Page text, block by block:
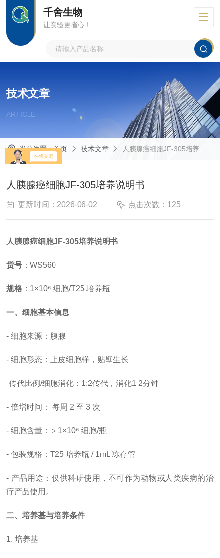
千舍生物
让实验更省心！
技术文章
ARTICLE
当前位置：首页 技术文章 人胰腺癌细胞JF-305培养说明书
人胰腺癌细胞JF-305培养说明书
更新时间：2026-06-02 点击次数：125
人胰腺癌细胞JF-305培养说明书
货号 ：WS560
规格 ： 1×10⁶ 细胞/T25 培养瓶
一、细胞基本信息
- 细胞来源：胰腺
- 细胞形态：上皮细胞样，贴壁生长
-传代比例/细胞消化 ： 1:2传代，消化1-2分钟
-倍增时间 ： 每周 2 至 3 次
- 细胞含量：＞1×10⁶ 细胞/瓶
- 包装规格：T25 培养瓶 / 1mL 冻存管
- 产品用途：仅供科研使用， 不可作为动物或人类疾病的治
疗产品使用。
二、培养基与培养条件
1. 培养基